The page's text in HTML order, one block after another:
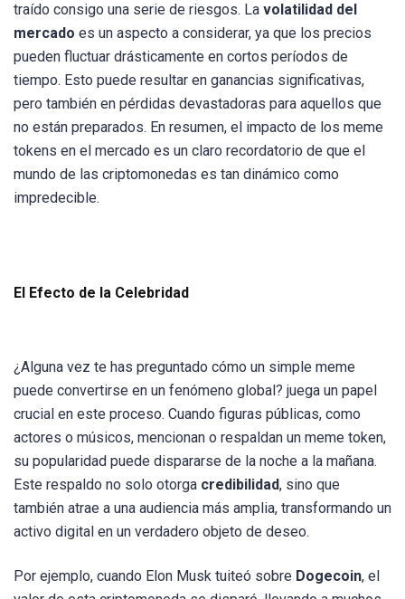
traído consigo una serie de riesgos. La volatilidad del
mercado es un aspecto a considerar, ya que los precios
pueden fluctuar drásticamente en cortos períodos de
tiempo. Esto puede resultar en ganancias significativas,
pero también en pérdidas devastadoras para aquellos que
no están preparados. En resumen, el impacto de los meme
tokens en el mercado es un claro recordatorio de que el
mundo de las criptomonedas es tan dinámico como
impredecible.
El Efecto de la Celebridad
¿Alguna vez te has preguntado cómo un simple meme
puede convertirse en un fenómeno global? juega un papel
crucial en este proceso. Cuando figuras públicas, como
actores o músicos, mencionan o respaldan un meme token,
su popularidad puede dispararse de la noche a la mañana.
Este respaldo no solo otorga credibilidad, sino que
también atrae a una audiencia más amplia, transformando un
activo digital en un verdadero objeto de deseo.
Por ejemplo, cuando Elon Musk tuiteó sobre Dogecoin, el